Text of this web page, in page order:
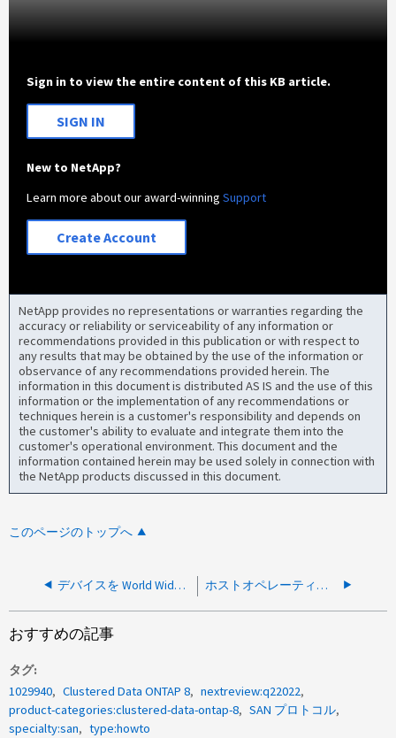
Sign in to view the entire content of this KB article.
SIGN IN
New to NetApp?
Learn more about our award-winningSupport
Create Account
NetApp provides no representations or warranties regarding the
accuracy or reliability or serviceability of any information or
recommendations provided in this publication or with respect to
any results that may be obtained by the use of the information or
observance of any recommendations provided herein. The
information in this document is distributed AS IS and the use of this
information or the implementation of any recommendations or
techniques herein is a customer's responsibility and depends on
the customer's ability to evaluate and integrate them into the
customer's operational environment. This document and the
information contained herein may be used solely in connection with
the NetApp products discussed in this document.
このページのトップへ
デバイスを World Wide Name （ WWN ）または MAC アドレスで識別する方法を教えてください。 ホストオペレーティングシステムから iSCSI ソフトウェアイニシエータノード名（ IQN ）を識別する方法
おすすめの記事
タグ
1029940
Clustered Data ONTAP 8
nextreview:q22022
product-categories:clustered-data-ontap-8
SAN プロトコル
specialty:san
type:howto